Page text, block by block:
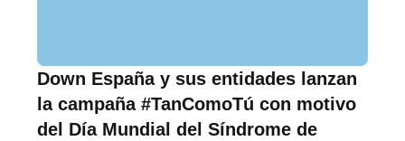
Down España y sus entidades lanzan
la campaña #TanComoTú con motivo
del Día Mundial del Síndrome de